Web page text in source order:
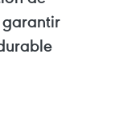
garantir